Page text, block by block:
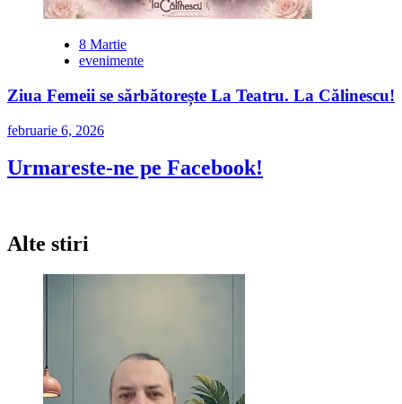
8 Martie
evenimente
Ziua Femeii se sărbătorește La Teatru. La Călinescu!
februarie 6, 2026
Urmareste-ne pe Facebook!
Alte stiri